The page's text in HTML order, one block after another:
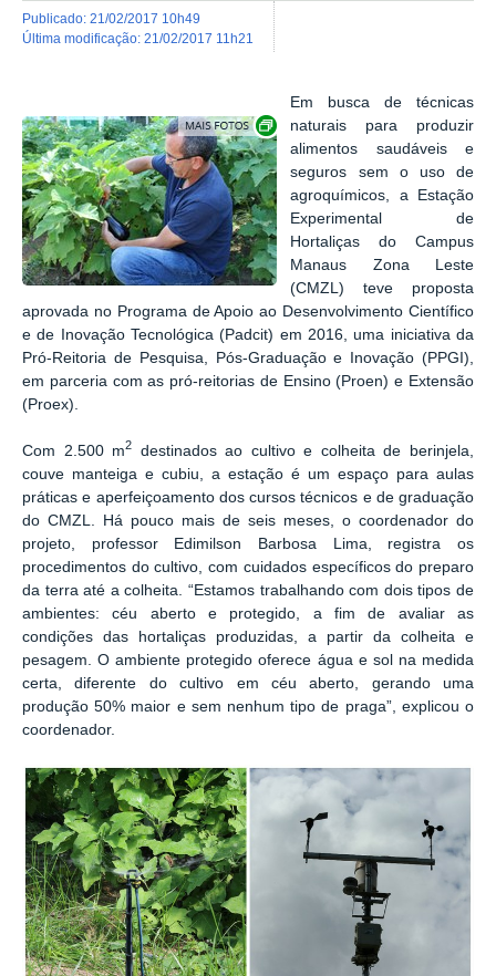
publicado: 21/02/2017 10h49
última modificação: 21/02/2017 11h21
Show image carousel
Em busca de técnicas
naturais para produzir
alimentos saudáveis e
seguros sem o uso de
agroquímicos, a Estação
Experimental de
Hortaliças do Campus
Manaus Zona Leste
(CMZL) teve proposta
aprovada no Programa de Apoio ao Desenvolvimento Científico
e de Inovação Tecnológica (Padcit) em 2016, uma iniciativa da
Pró-Reitoria de Pesquisa, Pós-Graduação e Inovação (PPGI),
em parceria com as pró-reitorias de Ensino (Proen) e Extensão
(Proex).
Com 2.500 m2
destinados ao cultivo e colheita de berinjela,
couve manteiga e cubiu, a estação é um espaço para aulas
práticas e aperfeiçoamento dos cursos técnicos e de graduação
do CMZL. Há pouco mais de seis meses, o coordenador do
projeto, professor Edimilson Barbosa Lima, registra os
procedimentos do cultivo, com cuidados específicos do preparo
da terra até a colheita. “Estamos trabalhando com dois tipos de
ambientes: céu aberto e protegido, a fim de avaliar as
condições das hortaliças produzidas, a partir da colheita e
pesagem. O ambiente protegido oferece água e sol na medida
certa, diferente do cultivo em céu aberto, gerando uma
produção 50% maior e sem nenhum tipo de praga”, explicou o
coordenador.